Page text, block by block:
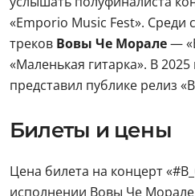
«Emporio Music Fest». Среди
треков Вовы Че Морале—
«Маленькая гитарка». В
представил публике релиз
Билеты и цены
Цена билета на концерт
исполнении Вовы Че